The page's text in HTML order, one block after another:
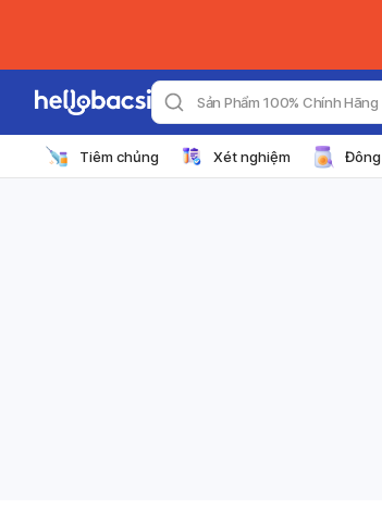
Sản Phẩm 100% Chính Hãng
Tiêm chủng Xét nghiệm